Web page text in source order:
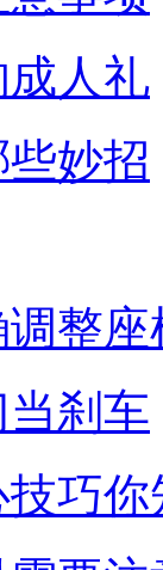
人礼
妙招
整
刹车
巧你